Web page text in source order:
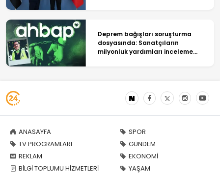
Deprem bağışları soruşturma
dosyasında: Sanatçıların
milyonluk yardımları inceleme
ANASAYFA
TV PROGRAMLARI
REKLAM
BİLGİ TOPLUMU HİZMETLERİ
SPOR
GÜNDEM
EKONOMİ
YAŞAM